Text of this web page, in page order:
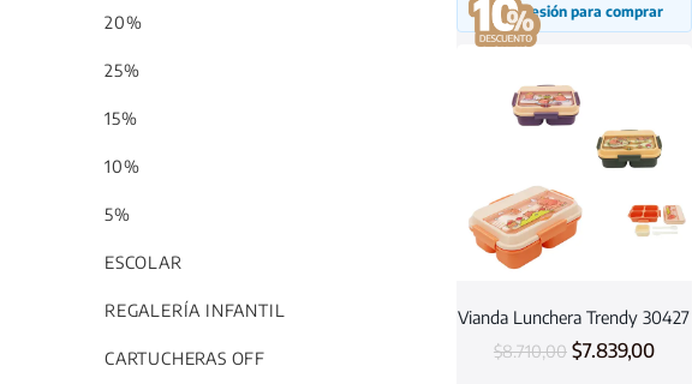
Inicia sesión para comprar
Vianda Lunchera Trendy 30427
$8.710,00 $7.839,00
20%
25%
15%
10%
5%
ESCOLAR
REGALERÍA INFANTIL
CARTUCHERAS OFF